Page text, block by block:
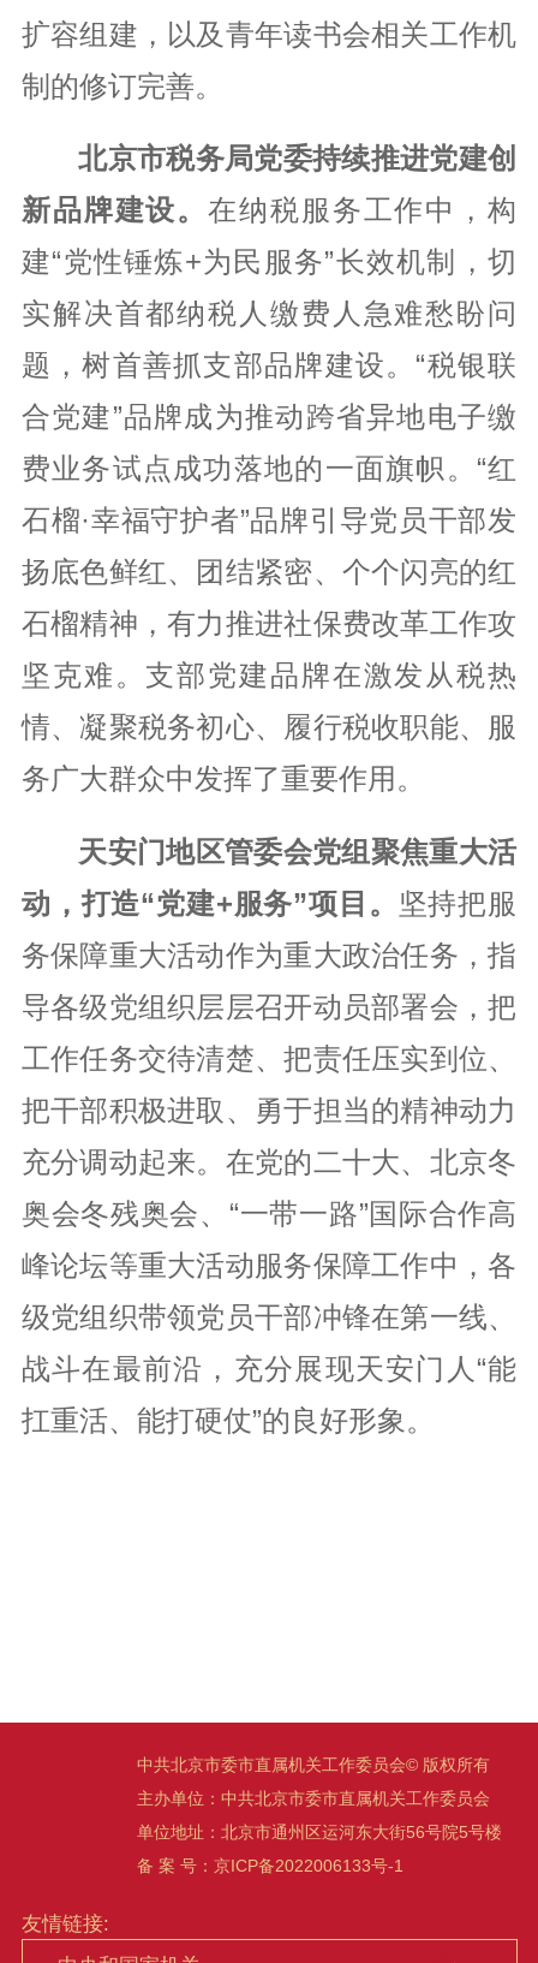
扩容组建，以及青年读书会相关工作机
制的修订完善。
北京市税务局党委持续推进党建创
新品牌建设。在纳税服务工作中，构
建“党性锤炼+为民服务”长效机制，切
实解决首都纳税人缴费人急难愁盼问
题，树首善抓支部品牌建设。“税银联
合党建”品牌成为推动跨省异地电子缴
费业务试点成功落地的一面旗帜。“红
石榴·幸福守护者”品牌引导党员干部发
扬底色鲜红、团结紧密、个个闪亮的红
石榴精神，有力推进社保费改革工作攻
坚克难。支部党建品牌在激发从税热
情、凝聚税务初心、履行税收职能、服
务广大群众中发挥了重要作用。
天安门地区管委会党组聚焦重大活
动，打造“党建+服务”项目。 坚持把服
务保障重大活动作为重大政治任务，指
导各级党组织层层召开动员部署会，把
工作任务交待清楚、把责任压实到位、
把干部积极进取、勇于担当的精神动力
充分调动起来。在党的二十大、北京冬
奥会冬残奥会、“一带一路”国际合作高
峰论坛等重大活动服务保障工作中，各
级党组织带领党员干部冲锋在第一线、
战斗在最前沿，充分展现天安门人“能
扛重活、能打硬仗”的良好形象。
中共北京市委市直属机关工作委员会© 版权所有
主办单位：中共北京市委市直属机关工作委员会
单位地址：北京市通州区运河东大街56号院5号楼
备 案 号：京ICP备2022006133号-1
友情链接: